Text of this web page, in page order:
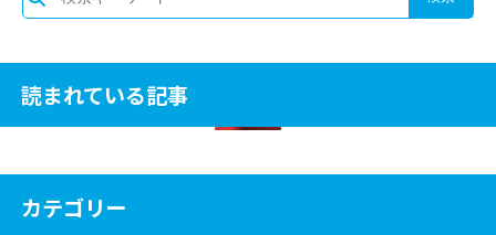
読まれている記事
カテゴリー